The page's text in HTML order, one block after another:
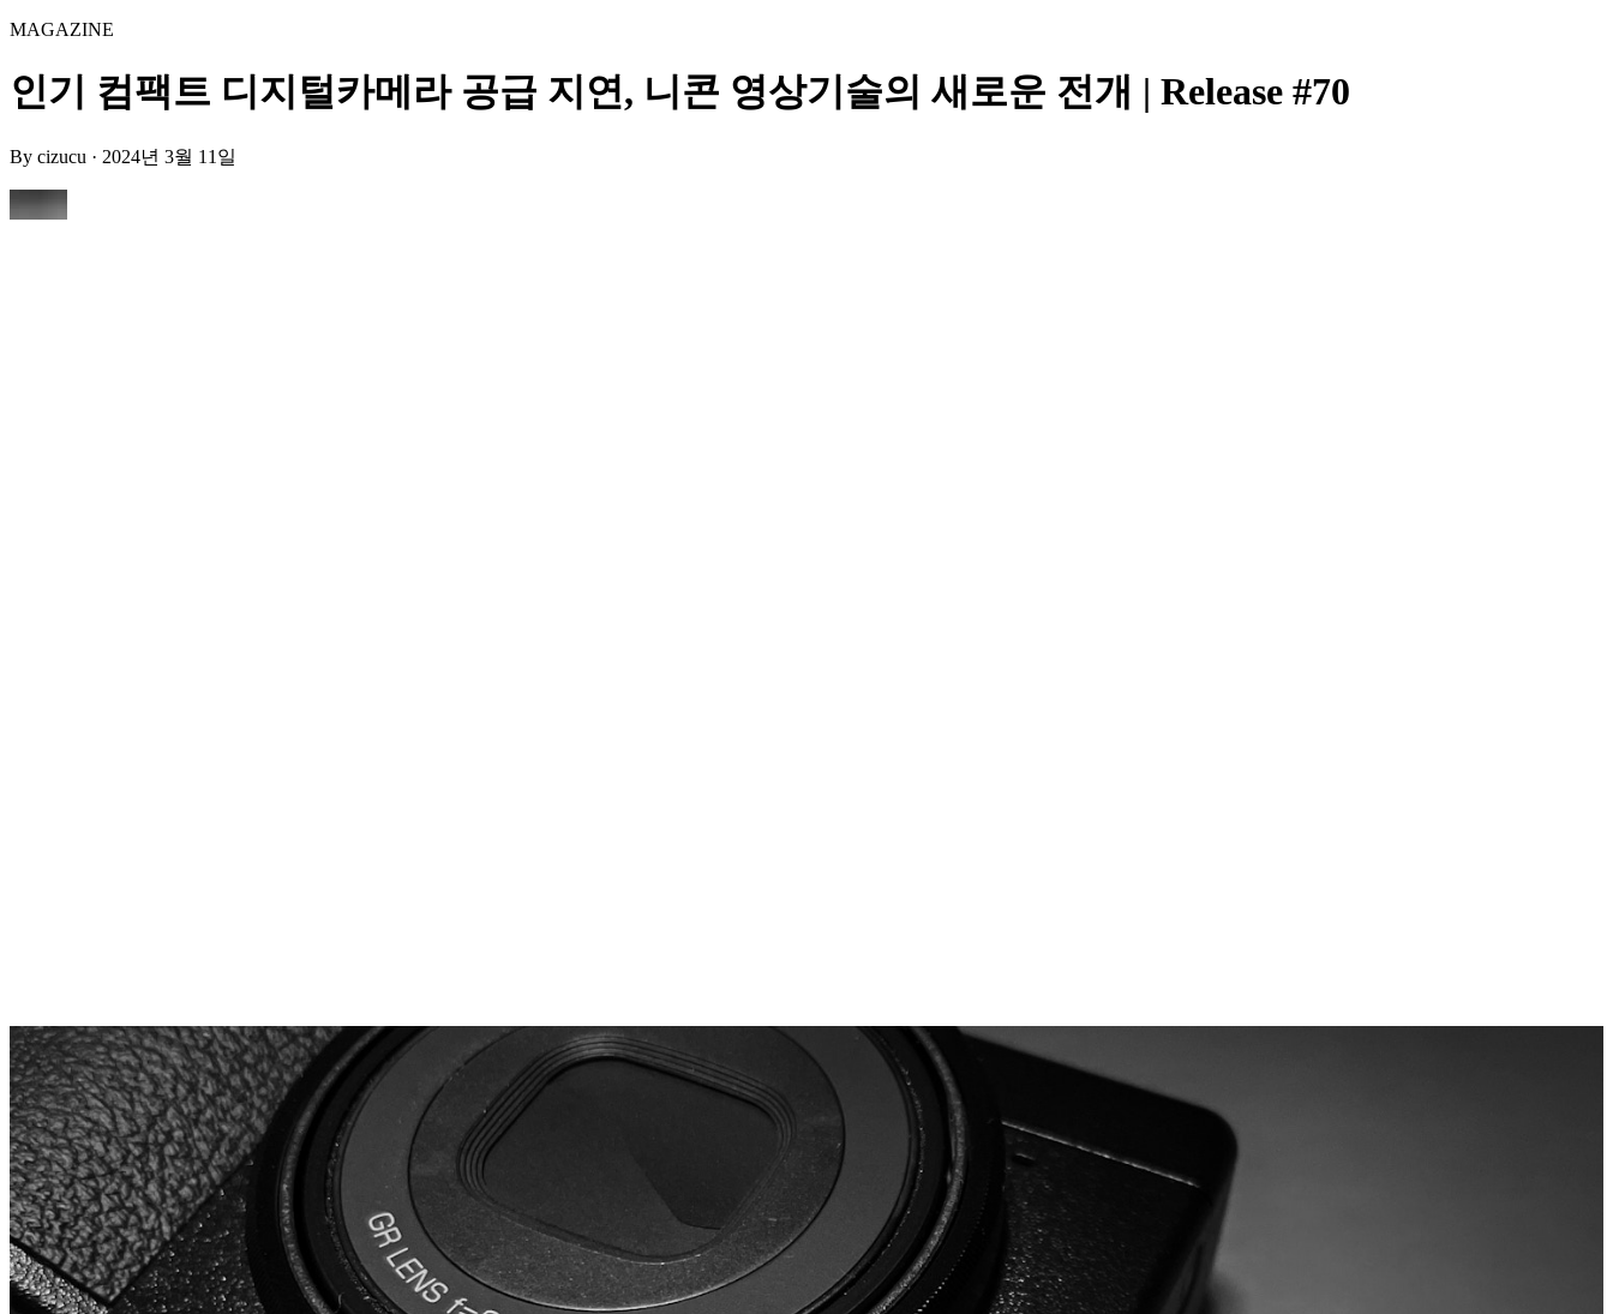
MAGAZINE
인기 컴팩트 디지털카메라 공급 지연, 니콘 영상기술의 새로운 전개 | Release #70
By cizucu · 2024년 3월 11일